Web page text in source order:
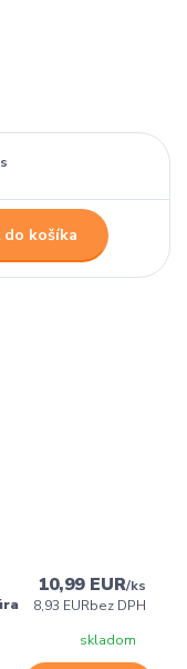
do košíka
10,99 EUR/ks
8,93 EURbez DPH
skladom